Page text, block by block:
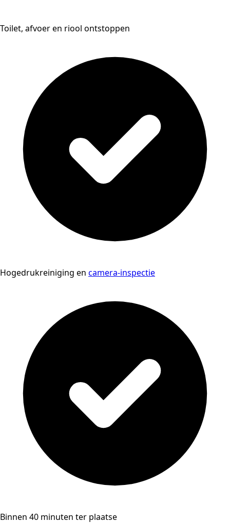
Toilet, afvoer en riool ontstoppen
Hogedrukreiniging en camera-inspectie
Binnen 40 minuten ter plaatse